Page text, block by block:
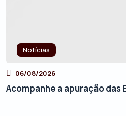
Notícias
06/08/2026
Acompanhe a apuração das